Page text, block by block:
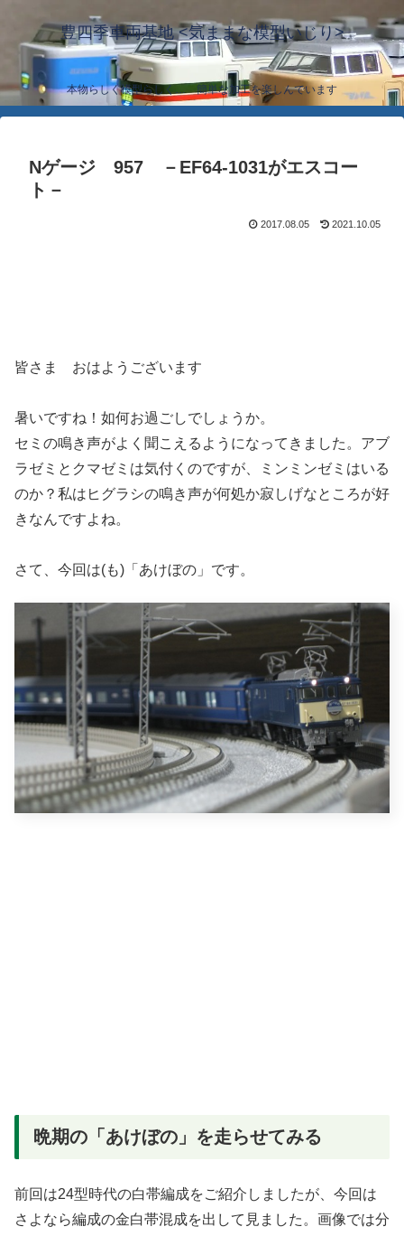
豊四季車両基地 <気ままな模型いじり>
本物らしく模型らしく… 簡単な加工を楽しんでいます
Nゲージ 957 －EF64-1031がエスコー
ト－
2017.08.05 2021.10.05
皆さま おはようございます
暑いですね！如何お過ごしでしょうか。
セミの鳴き声がよく聞こえるようになってきました。アブ
ラゼミとクマゼミは気付くのですが、ミンミンゼミはいる
のか？私はヒグラシの鳴き声が何処か寂しげなところが好
きなんですよね。
さて、今回は(も)「あけぼの」です。
晩期の「あけぼの」を走らせてみる
前回は24型時代の白帯編成をご紹介しましたが、今回は
さよなら編成の金白帯混成を出して見ました。画像では分